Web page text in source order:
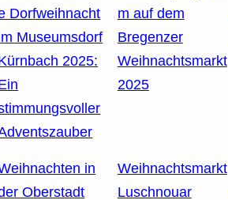
Dorfweihnacht
Museumsdorf
2025:
m auf dem
Bregenzer
Weihnachtsmarkt
2025
in
Oberstadt
Weihnachtsmarkt
Luschnouar